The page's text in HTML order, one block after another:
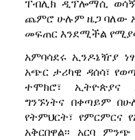
ፐብሊክ ዲፕሎማሲ
ጨምሮ ሁሉም ዜጋ ባለው
መፍጠር እንደሚችል
አምባሳደሩ ኢንዶኔዥያ
አጭር ታሪካዊ ዳሰሳ፣
ተሞክሮ፣ ኢትዮጵያና
ግንኙነትና በቀጣይም
የትምህርት፣
አቅርበዋል፡፡ አርባ